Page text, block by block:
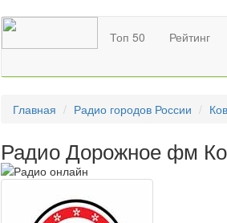
Топ 50 Рейтинг
Главная Радио городов России
Радио Дорожное фм